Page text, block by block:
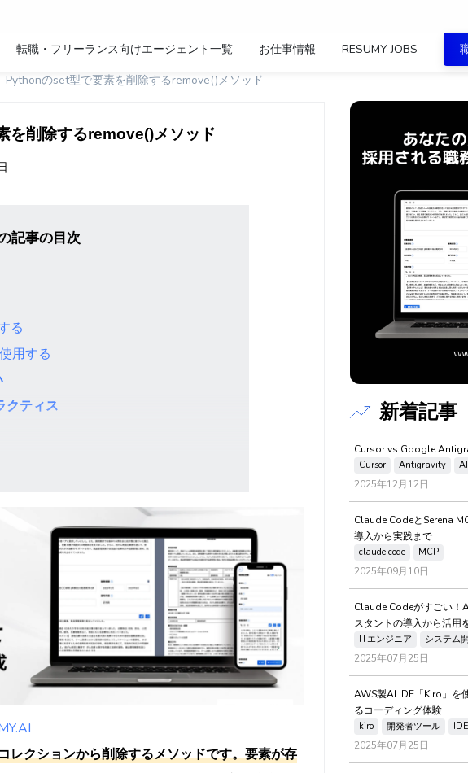
転職・フリーランス向けエージェント一覧 お仕事情報 RESUMY JOBS
のset型で要素を削除するremove()メソッド
削除するremove()メソッド
記事の目次
る
用する
クティス
クションから削除するメソッドです。要素が存
新着記事
Cursor vs Google
Cursor Antigravity
2025年12月12日
Claude CodeとSerena
導入から実践まで
claude code MCP
2025年09月10日
Claude Codeがすごい！
スタントの導入から活用
ITエンジニア システム
2025年07月25日
AWS製AI IDE「Kiro」を
るコーディング体験
kiro 開発者ツール IDE
2025年07月25日